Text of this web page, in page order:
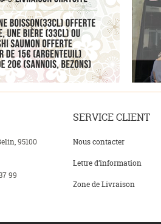
95100
99
SERVICECLIENT
Nous contacter
Lettre d’information
Zone de Livraison